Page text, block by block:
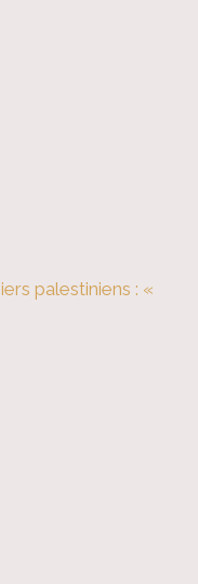
palestiniens : «